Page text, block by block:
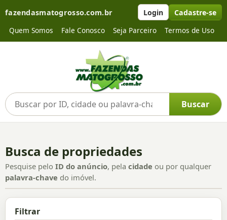
fazendasmatogrosso.com.br
Quem Somos
Fale Conosco Seja Parceiro Termos de Uso
Login Cadastre-se
Buscar por ID, cidade ou palavra-chave Buscar
Busca de propriedades
Pesquise pelo ID do anúncio, pela cidade ou por qualquer
palavra-chave do imóvel.
Filtrar